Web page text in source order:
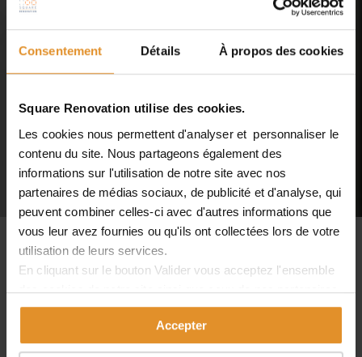
Consentement Détails À propos des cookies
Square Renovation utilise des cookies.
Les cookies nous permettent d'analyser et personnaliser le
contenu du site. Nous partageons également des
informations sur l'utilisation de notre site avec nos
partenaires de médias sociaux, de publicité et d'analyse, qui
peuvent combiner celles-ci avec d'autres informations que
vous leur avez fournies ou qu'ils ont collectées lors de votre
utilisation de leurs services.
En cliquant sur le bouton Validervous acceptez l'ensemble
des cookies de notre site ainsi que ceux de nos partenaires.
Vous pouvez également choisir les catégories de cookies
que vous acceptez en cliquant sur le lien
Accepter
RÉNOVATION D’UN
APPARTEMENT, PARIS 5ÈME
rénovation d’un appartement à Paris